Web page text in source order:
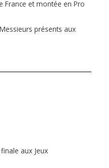
France et montée en Pro
présents aux
aux Jeux